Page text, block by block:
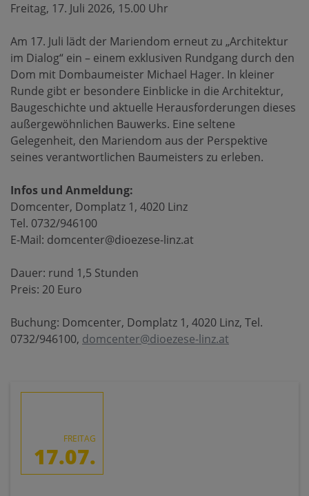
Freitag, 17. Juli 2026, 15.00 Uhr
Am 17. Juli lädt der Mariendom erneut zu „Architektur
im Dialog“ ein – einem exklusiven Rundgang durch den
Dom mit Dombaumeister Michael Hager. In kleiner
Runde gibt er besondere Einblicke in die Architektur,
Baugeschichte und aktuelle Herausforderungen dieses
außergewöhnlichen Bauwerks. Eine seltene
Gelegenheit, den Mariendom aus der Perspektive
seines verantwortlichen Baumeisters zu erleben.
Infos und Anmeldung:
Domcenter, Domplatz 1, 4020 Linz
Tel. 0732/946100
E-Mail: domcenter@dioezese-linz.at
Dauer: rund 1,5 Stunden
Preis: 20 Euro
Buchung: Domcenter, Domplatz 1, 4020 Linz, Tel.
0732/946100, domcenter@dioezese-linz.at
FREITAG
17.07.